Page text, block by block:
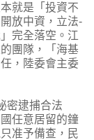
就是「投資不
放中資，立法­
完全落空。江
團隊，「海基
，陸委會主委
密逮捕合法
任意居留的鐘
准予備查，民